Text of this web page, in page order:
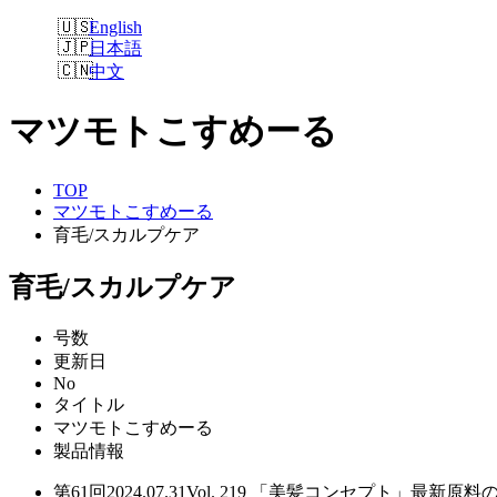
English
日本語
中文
マツモトこすめーる
TOP
マツモトこすめーる
育毛/スカルプケア
育毛/スカルプケア
号数
更新日
No
タイトル
マツモトこすめーる
製品情報
第61回 2024.07.31Vol. 219 「美髪コンセプト」最新原料